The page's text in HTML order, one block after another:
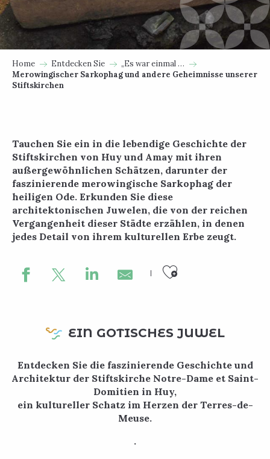
Home Entdecken Sie
„Es war einmal …
Merowingischer Sarkophag und andere Geheimnisse unserer
Stiftskirchen
Tauchen Sie ein in die lebendige Geschichte der
Stiftskirchen von Huy und Amay mit ihren
außergewöhnlichen Schätzen, darunter der
faszinierende merowingische Sarkophag der
heiligen Ode. Erkunden Sie diese
architektonischen Juwelen, die von der reichen
Vergangenheit dieser Städte erzählen, in denen
jedes Detail von ihrem kulturellen Erbe zeugt.
Ajouter
EIN GOTISCHES JUWEL
Entdecken Sie die faszinierende Geschichte und
Architektur der Stiftskirche Notre-Dame et Saint-
Domitien in Huy,
ein kultureller Schatz im Herzen der Terres-de-
Meuse.
.